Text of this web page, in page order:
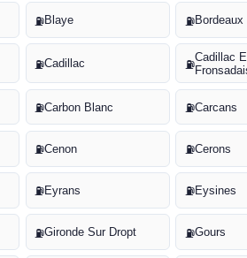
⛽Blaye ⛽Bordeaux
⛽Cadillac ⛽
Cadillac
⛽Carbon Blanc ⛽Carcans
⛽Cenon ⛽Cerons
⛽Eyrans ⛽Eysines
⛽Gironde Sur Dropt ⛽Gours